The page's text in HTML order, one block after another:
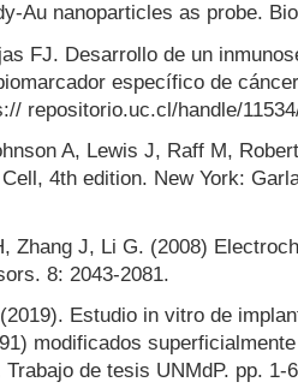
Au nanoparticles as probe.
FJ. Desarrollo de un
específico de
repositorio.uc.cl/handle/
A, Lewis J, Raff M,
4th edition. New York:
Zhang J, Li G. (2008)
8: 2043-2081.
Estudio in vitro de
modificados
de tesis UNMdP. pp. 1-